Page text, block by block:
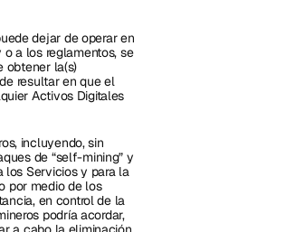
dejar de operar en
a los reglamentos, se
obtener la(s)
resultar en que el
Activos Digitales
incluyendo, sin
de “self-mining” y
los Servicios y para la
por medio de los
en control de la
podría acordar,